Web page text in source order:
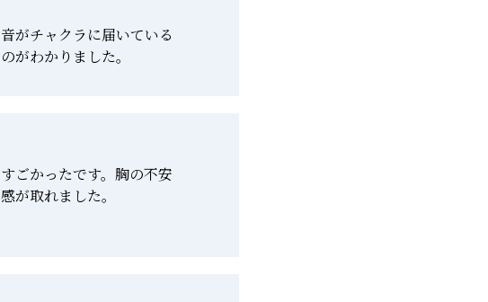
音がチャクラに届いている
のがわかりました。
すごかったです。胸の不安
感が取れました。